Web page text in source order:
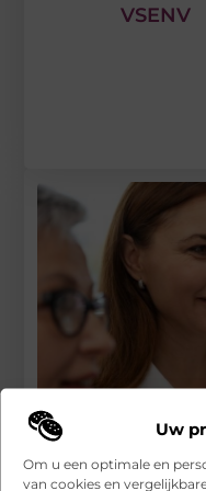
Uw
Om u een optimale en
van cookies en
Duurzaam
VSENV